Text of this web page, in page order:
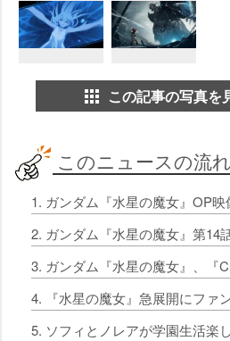
この記事の写真を
このニュースの流